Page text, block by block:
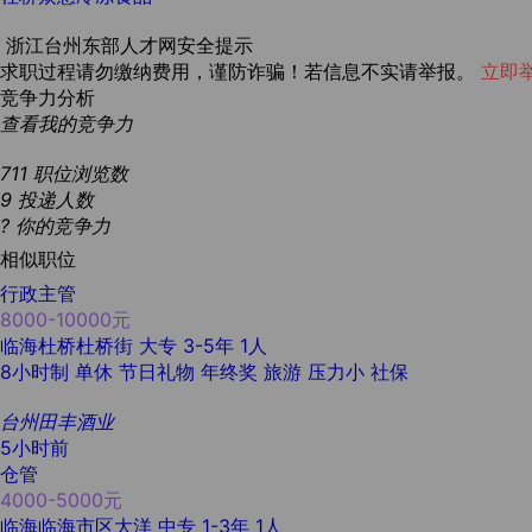
浙江台州东部人才网安全提示
求职过程请勿缴纳费用，谨防诈骗！若信息不实请举报。 立即
竞争力分析
查看我的竞争力
711 职位浏览数
9 投递人数
? 你的竞争力
相似职位
行政主管
8000-10000元
临海杜桥杜桥街 大专 3-5年 1人
8小时制 单休 节日礼物 年终奖 旅游 压力小 社保
台州田丰酒业
5小时前
仓管
4000-5000元
临海临海市区大洋 中专 1-3年 1人